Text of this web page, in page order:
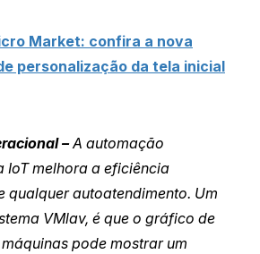
Market: confira a nova
personalização da tela inicial
–A automação
IoT melhora a eficiência
qualquer autoatendimento. Um
VMlav, é que o gráfico de
pode mostrar um